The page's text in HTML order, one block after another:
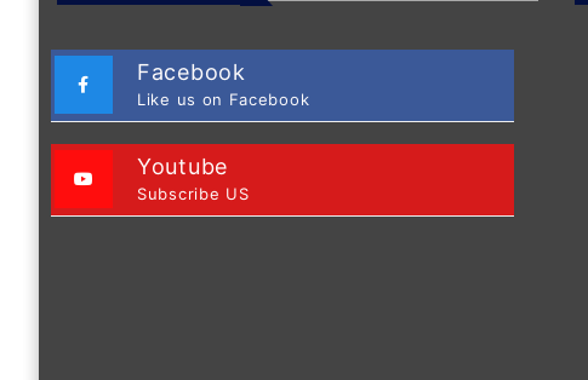
Facebook
Like us on Facebook
Youtube
Subscribe US